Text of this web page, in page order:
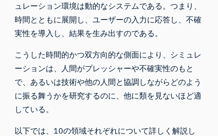
ュレーション環境は動的なシステムである。つまり、
時間とともに展開し、ユーザーの入力に応答し、不確
実性を導入し、結果を生み出すのである。
こうした時間的かつ双方向的な側面により、シミュレ
ーションは、人間がプレッシャーや不確実性のもと
で、あるいは技術や他の人間と協調しながらどのよう
に振る舞うかを研究するのに、他に類を見ないほど適
している。
以下では、10の領域それぞれについて詳しく解説し